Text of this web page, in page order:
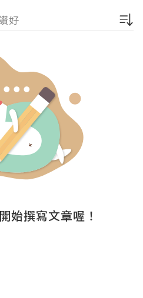
好
始撰寫文章喔！